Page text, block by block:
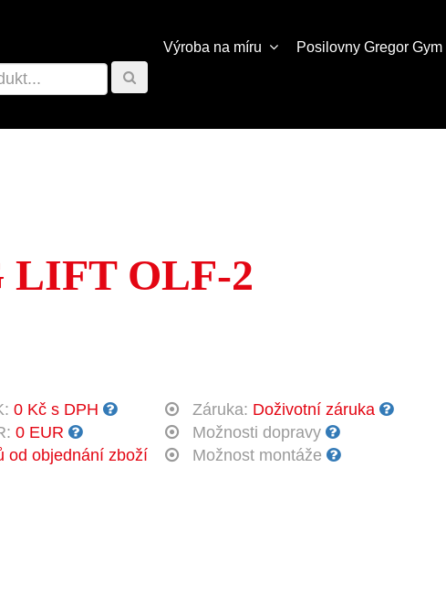
Výroba na míru Posilovny Gregor Gym
LIFT OLF-2
0 Kč s DPH
0 EUR
od objednání zboží
Záruka: Doživotní záruka
Možnosti dopravy
Možnost montáže